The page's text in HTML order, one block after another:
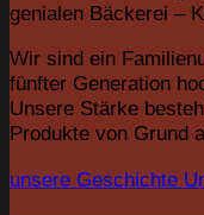
genialen Bäckerei –
Wir sind ein
fünfter Generation
Unsere Stärke
Produkte von Grund
unsere Geschichte